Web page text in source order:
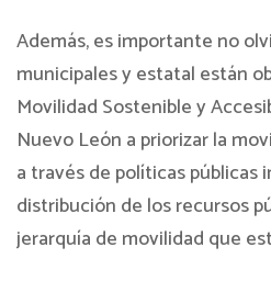
Además, es importante no
municipales y estatal están
Movilidad Sostenible y
Nuevo León a priorizar la
a través de políticas públicas
distribución de los recursos
jerarquía de movilidad que